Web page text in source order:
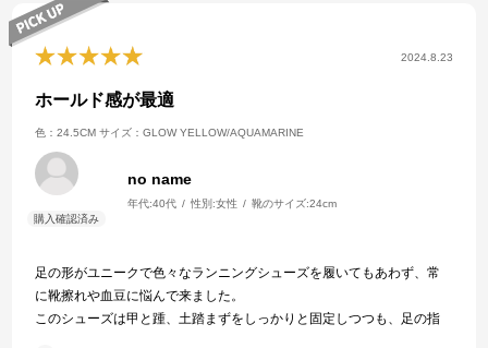
2024.8.23
ホールド感が最適
色：24.5CM サイズ：GLOW YELLOW/AQUAMARINE
no name
年代:40代 性別:女性 靴のサイズ:24cm
足の形がユニークで色々なランニングシューズを履いてもあわず、常
に靴擦れや血豆に悩んで来ました。
このシューズは甲と踵、土踏まずをしっかりと固定しつつも、足の指